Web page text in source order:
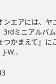
エアには、ヤ
ミニアルバ
かまえて』に
W...